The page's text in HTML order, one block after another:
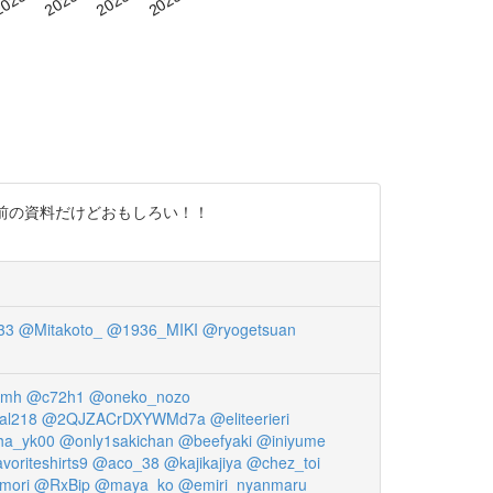
資料だけどおもしろい！！
@Mitakoto_ @1936_MIKI @ryogetsuan
@c72h1 @oneko_nozo
@2QJZACrDXYWMd7a @eliteerieri
@only1sakichan @beefyaki @iniyume
@aco_38 @kajikajiya @chez_toi
@RxBip @maya_ko @emiri_nyanmaru